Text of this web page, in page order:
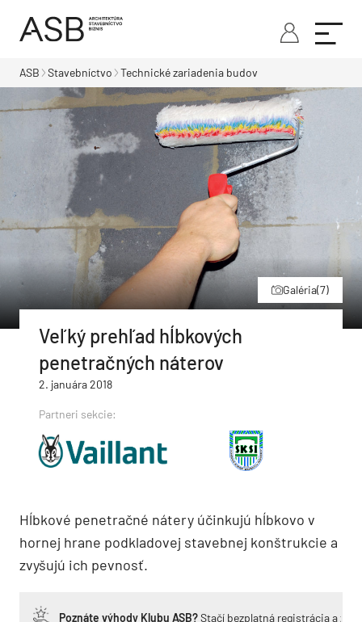
ASB Stavebníctvo Technické zariadenia budov
Galéria(7)
Veľký prehľad hĺbkových
penetračných náterov
2. januára 2018
Partneri sekcie:
Hĺbkové penetračné nátery účinkujú hĺbkovo v
hornej hrane podkladovej stavebnej konštrukcie a
zvyšujú ich pevnosť.
Poznáte výhody Klubu ASB?Stačí bezplatná registrácia a